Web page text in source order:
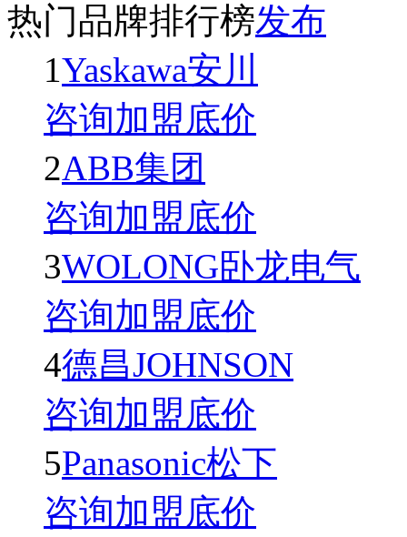
热门品牌排行榜发布
1Yaskawa安川
咨询加盟底价
2ABB集团
咨询加盟底价
3WOLONG卧龙电气
咨询加盟底价
4德昌JOHNSON
咨询加盟底价
5Panasonic松下
咨询加盟底价